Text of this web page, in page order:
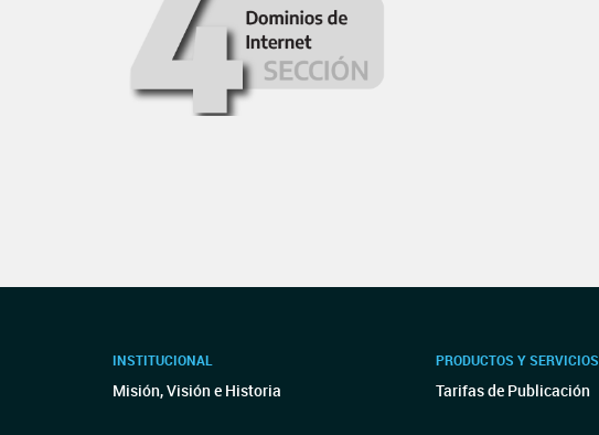
INSTITUCIONAL
Misión, Visión e Historia
PRODUCTOS Y SERVICIOS
Tarifas de Publicación